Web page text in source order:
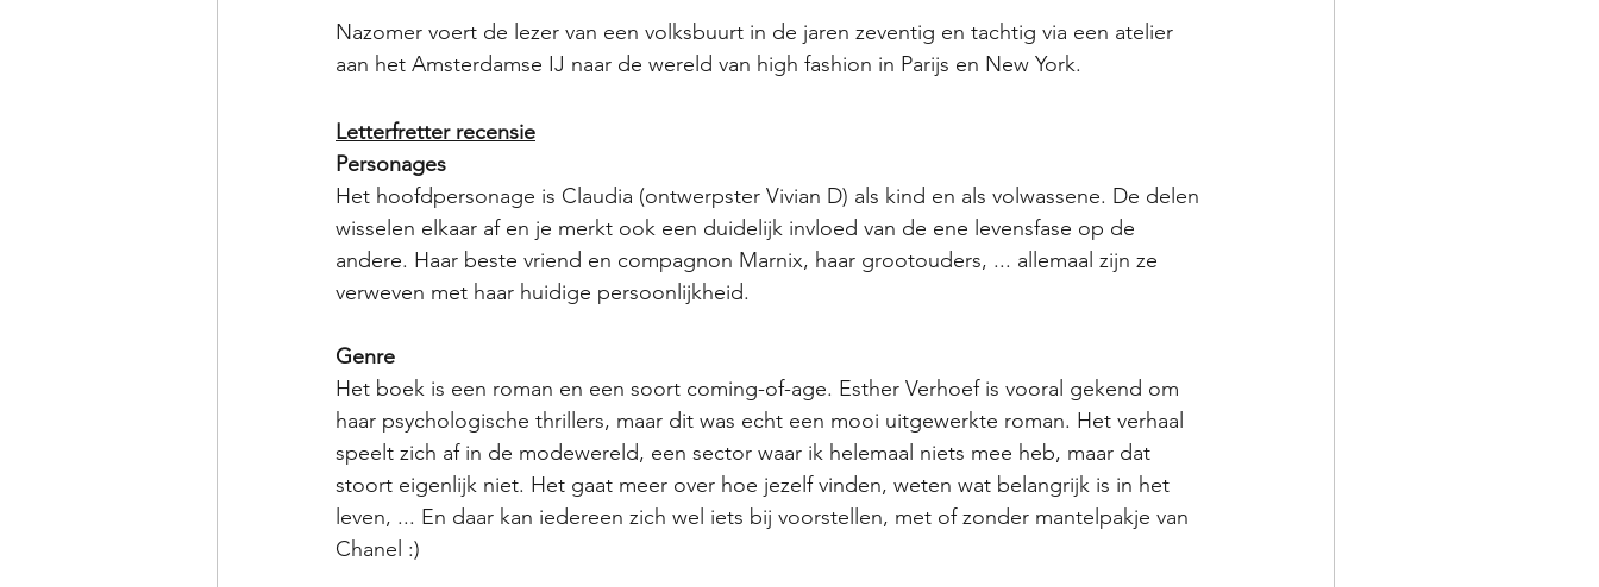
Nazomer voert de lezer van een volksbuurt in de jaren zeventig en tachtig via een atelier
aan het Amsterdamse IJ naar de wereld van high fashion in Parijs en New York.
Letterfretter recensie
Personages
Het hoofdpersonage is Claudia (ontwerpster Vivian D) als kind en als volwassene. De delen
wisselen elkaar af en je merkt ook een duidelijk invloed van de ene levensfase op de
andere. Haar beste vriend en compagnon Marnix, haar grootouders, ... allemaal zijn ze
verweven met haar huidige persoonlijkheid.
Genre
Het boek is een roman en een soort coming-of-age. Esther Verhoef is vooral gekend om
haar psychologische thrillers, maar dit was echt een mooi uitgewerkte roman. Het verhaal
speelt zich af in de modewereld, een sector waar ik helemaal niets mee heb, maar dat
stoort eigenlijk niet. Het gaat meer over hoe jezelf vinden, weten wat belangrijk is in het
leven, ... En daar kan iedereen zich wel iets bij voorstellen, met of zonder mantelpakje van
Chanel :)